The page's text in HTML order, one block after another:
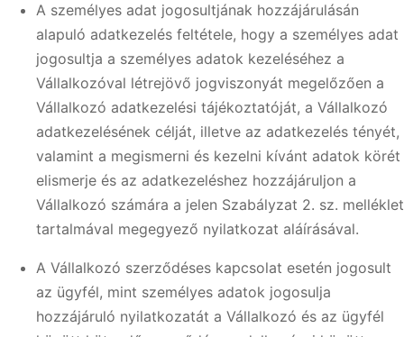
A személyes adat jogosultjának hozzájárulásán
alapuló adatkezelés feltétele, hogy a személyes adat
jogosultja a személyes adatok kezeléséhez a
Vállalkozóval létrejövő jogviszonyát megelőzően a
Vállalkozó adatkezelési tájékoztatóját, a Vállalkozó
adatkezelésének célját, illetve az adatkezelés tényét,
valamint a megismerni és kezelni kívánt adatok körét
elismerje és az adatkezeléshez hozzájáruljon a
Vállalkozó számára a jelen Szabályzat 2. sz. melléklet
tartalmával megegyező nyilatkozat aláírásával.
A Vállalkozó szerződéses kapcsolat esetén jogosult
az ügyfél, mint személyes adatok jogosulja
hozzájáruló nyilatkozatát a Vállalkozó és az ügyfél